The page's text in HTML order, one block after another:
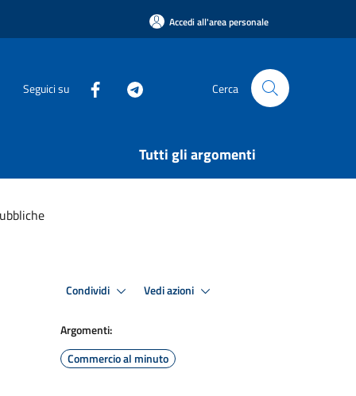
Accedi all'area personale
Seguici su Cerca
Tutti gli argomenti
Condividi Vedi azioni
Argomenti:
Commercio al minuto